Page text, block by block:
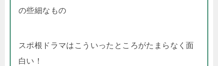
の些細なもの
スポ根ドラマはこういったところがたまらなく面
白い！